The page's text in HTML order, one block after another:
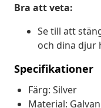
Bra att veta:
Se till att
och dina djur
Specifikationer
Färg: Silver
Material: